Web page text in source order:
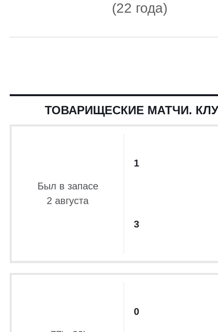
(22 года)
ТОВАРИЩЕСКИЕ МАТЧИ.
Был в запасе
2 августа
1
3
0